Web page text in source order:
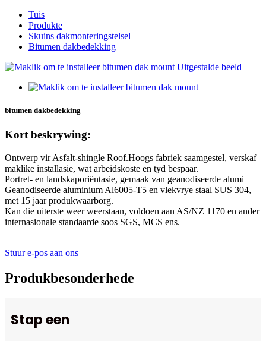
Tuis
Produkte
Skuins dakmonteringstelsel
Bitumen dakbedekking
bitumen dakbedekking
Kort beskrywing:
Ontwerp vir Asfalt-shingle Roof.Hoogs fabriek saamgestel, verskaf
maklike installasie, wat arbeidskoste en tyd bespaar.
Portret- en landskaporiëntasie, gemaak van geanodiseerde alumi
Geanodiseerde aluminium Al6005-T5 en vlekvrye staal SUS 304,
met 15 jaar produkwaarborg.
Kan die uiterste weer weerstaan, voldoen aan AS/NZ 1170 en ander
internasionale standaarde soos SGS, MCS ens.
Stuur e-pos aan ons
Produkbesonderhede
Stap een